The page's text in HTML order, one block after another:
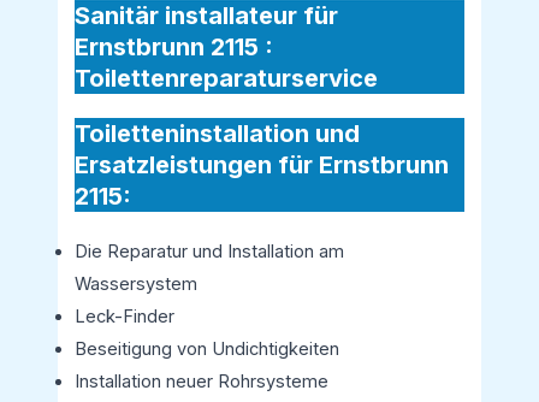
Sanitär installateur für
Ernstbrunn 2115 :
Toilettenreparaturservice
Toiletteninstallation und
Ersatzleistungen für Ernstbrunn
2115:
Die Reparatur und Installation am
Wassersystem
Leck-Finder
Beseitigung von Undichtigkeiten
Installation neuer Rohrsysteme